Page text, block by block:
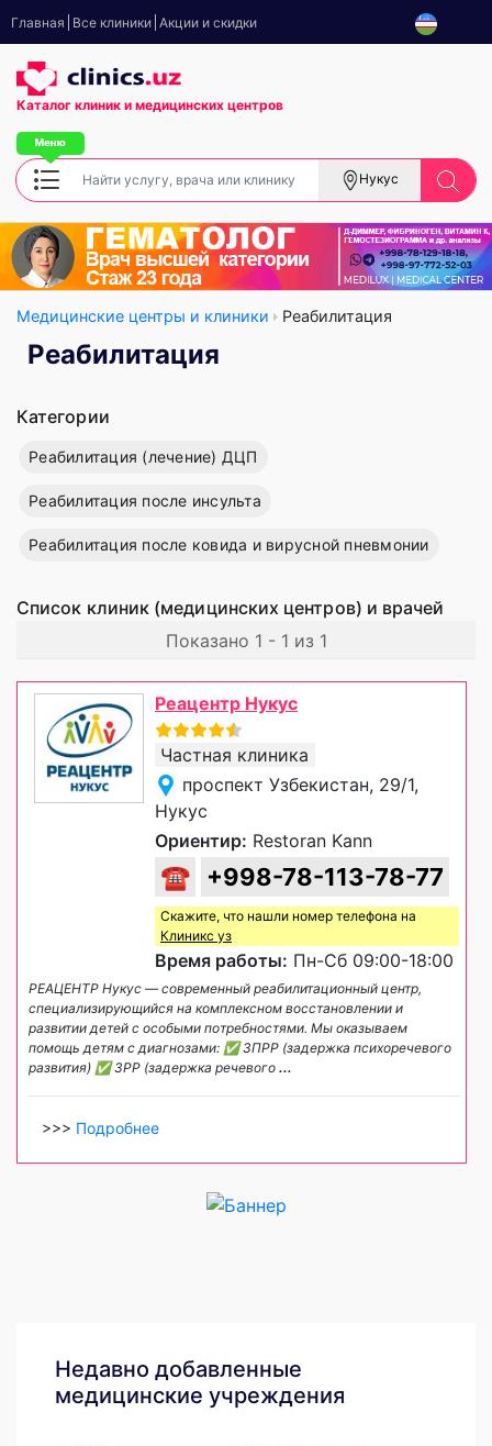
Главная Все клиники Акции и скидки
Каталог клиник и медицинских центров
Нукус
Медицинские центры и клиники Реабилитация
Реабилитация
Категории
Реабилитация (лечение) ДЦП
Реабилитация после инсульта
Реабилитация после ковида и вирусной пневмонии
Список клиник (медицинских центров) и врачей
Показано 1 - 1 из 1
Реацентр Нукус
Частная клиника
проспект Узбекистан, 29/1,
Нукус
Ориентир: Restoran Kann
☎ +998-78-113-78-77
Скажите, что нашли номер телефона на
Клиникс уз
Время работы: Пн-Сб 09:00-18:00
РЕАЦЕНТР Нукус — современный реабилитационный центр,
специализирующийся на комплексном восстановлении и
развитии детей с особыми потребностями. Мы оказываем
помощь детям с диагнозами: ✅ ЗПРР (задержка психоречевого
развития) ✅ ЗРР (задержка речевого ...
>>> Подробнее
Недавно добавленные
медицинские учреждения